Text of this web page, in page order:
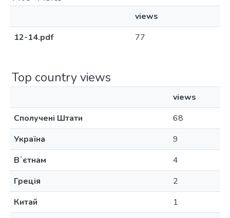
views
12-14.pdf
77
Top country views
views
Сполучені Штати
68
Україна
9
Вʼєтнам
4
Греція
2
Китай
1